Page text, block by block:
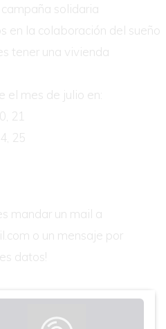
solidaria
en la colaboración del sueño
tener una vivienda
el mes de julio en:
21
25
mandar un mail a
o un mensaje por
datos!